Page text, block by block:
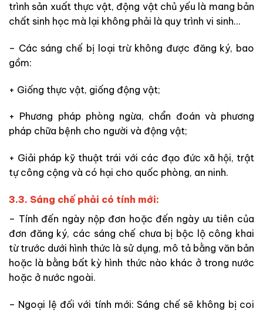
trình sản xuất thực vật, động vật chủ yếu là mang bản
chất sinh học mà lại không phải là quy trình vi sinh…
– Các sáng chế bị loại trừ không được đăng ký, bao
gồm:
+ Giống thực vật, giống động vật;
+ Phương pháp phòng ngừa, chẩn đoán và phương
pháp chữa bệnh cho người và động vật;
+ Giải pháp kỹ thuật trái với các đạo đức xã hội, trật
tự công cộng và có hại cho quốc phòng, an ninh.
3.3. Sáng chế phải có tính mới:
– Tính đến ngày nộp đơn hoặc đến ngày ưu tiên của
đơn đăng ký, các sáng chế chưa bị bộc lộ công khai
từ trước dưới hình thức là sử dụng, mô tả bằng văn bản
hoặc là bằng bất kỳ hình thức nào khác ở trong nước
hoặc ở nước ngoài.
– Ngoại lệ đối với tính mới: Sáng chế sẽ không bị coi